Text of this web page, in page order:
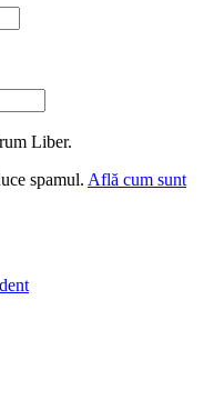
Liber.
spamul. Află cum sunt